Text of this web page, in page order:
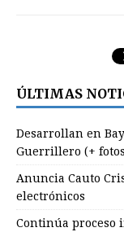
ÚLTIMAS
Desarrollan en
Guerrillero (+
Anuncia Cauto
electrónicos
Continúa proceso